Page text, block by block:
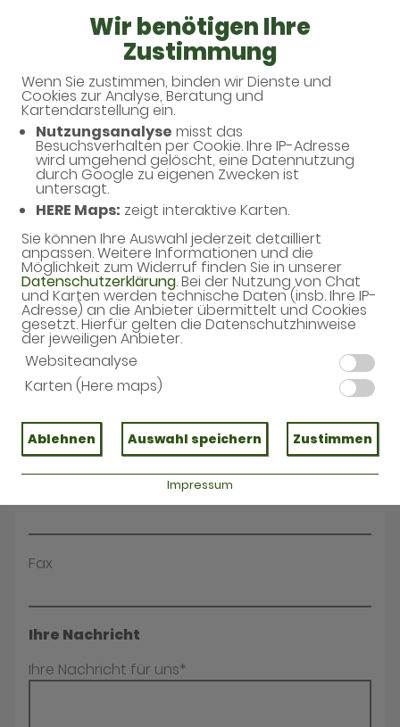
Wir benötigen Ihre
Zustimmung
Wenn Sie zustimmen, binden wir Dienste und
Cookies zur Analyse, Beratung und
Kartendarstellung ein.
Nutzungsanalyse misst das
Besuchsverhalten per Cookie. Ihre IP-Adresse
wird umgehend gelöscht, eine Datennutzung
durch Google zu eigenen Zwecken ist
untersagt.
HERE Maps: zeigt interaktive Karten.
Sie können Ihre Auswahl jederzeit detailliert
anpassen. Weitere Informationen und die
Möglichkeit zum Widerruf finden Sie in unserer
Datenschutzerklärung. Bei der Nutzung von Chat
und Karten werden technische Daten (insb. Ihre IP-
Adresse) an die Anbieter übermittelt und Cookies
gesetzt. Hierfür gelten die Datenschutzhinweise
der jeweiligen Anbieter.
Websiteanalyse
Karten (Here maps)
Ablehnen Auswahl speichern Zustimmen
Impressum
Haben Sie noch Fragen?
Dann schreiben Sie uns einfach eine Nachricht oder
rufen Sie uns direkt unter 034263 - 41355 an. Wir
helfen Ihnen gerne weiter.
Ihre Daten
Vorname*
Name*
E-Mail*
Fax
Ihre Nachricht
Ihre Nachricht für uns*